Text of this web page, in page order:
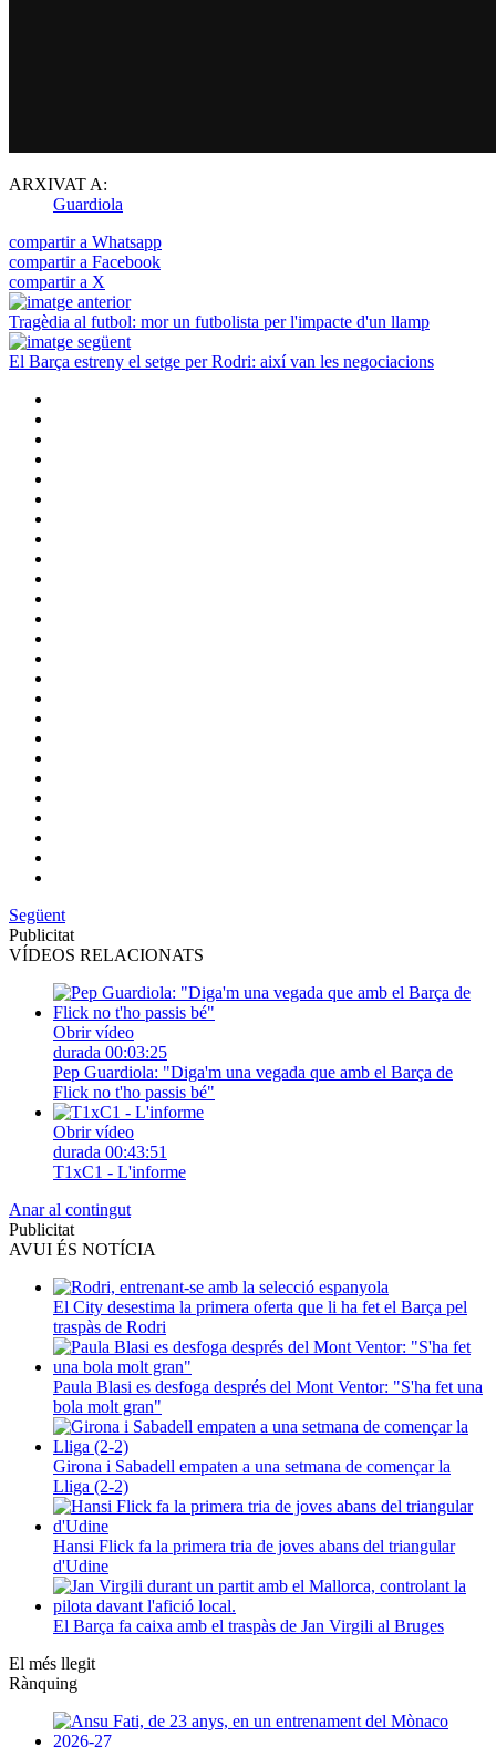
ARXIVAT A:
Guardiola
compartir a Whatsapp
compartir a Facebook
compartir a X
Tragèdia al futbol: mor un futbolista per l'impacte d'un llamp
El Barça estreny el setge per Rodri: així van les negociacions
Següent
Publicitat
VÍDEOS RELACIONATS
Obrir vídeo
durada 00:03:25
Pep Guardiola: "Diga'm una vegada que amb el Barça de
Flick no t'ho passis bé"
Obrir vídeo
durada 00:43:51
T1xC1 - L'informe
Anar al contingut
Publicitat
AVUI ÉS NOTÍCIA
El City desestima la primera oferta que li ha fet el Barça pel
traspàs de Rodri
Paula Blasi es desfoga després del Mont Ventor: "S'ha fet una
bola molt gran"
Girona i Sabadell empaten a una setmana de començar la
Lliga (2-2)
Hansi Flick fa la primera tria de joves abans del triangular
d'Udine
El Barça fa caixa amb el traspàs de Jan Virgili al Bruges
El més llegit
Rànquing